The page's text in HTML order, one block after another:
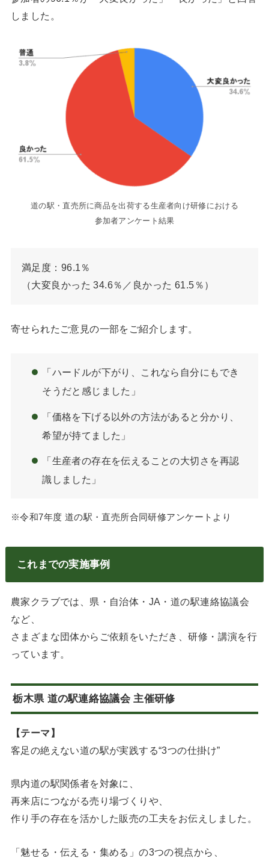
しました。
道の駅・直売所に商品を出荷する生産者向け研修における
参加者アンケート結果
満足度：96.1％
（大変良かった 34.6％／良かった 61.5％）
寄せられたご意見の一部をご紹介します。
「ハードルが下がり、これなら自分にもでき
そうだと感じました」
「価格を下げる以外の方法があると分かり、
希望が持てました」
「生産者の存在を伝えることの大切さを再認
識しました」
※令和7年度 道の駅・直売所合同研修アンケートより
これまでの実施事例
農家クラブでは、県・自治体・JA・道の駅連絡協議会
など、
さまざまな団体からご依頼をいただき、研修・講演を行
っています。
栃木県 道の駅連絡協議会 主催研修
【テーマ】
客足の絶えない道の駅が実践する“3つの仕掛け”
県内道の駅関係者を対象に、
再来店につながる売り場づくりや、
作り手の存在を活かした販売の工夫をお伝えしました。
「魅せる・伝える・集める」の3つの視点から、